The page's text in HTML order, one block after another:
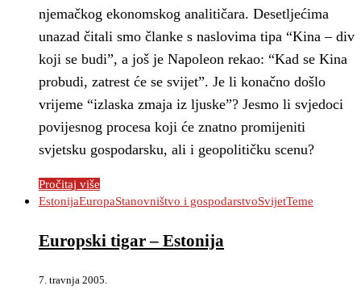
njemačkog ekonomskog analitičara. Desetljećima
unazad čitali smo članke s naslovima tipa “Kina – div
koji se budi”, a još je Napoleon rekao: “Kad se Kina
probudi, zatrest će se svijet”. Je li konačno došlo
vrijeme “izlaska zmaja iz ljuske”? Jesmo li svjedoci
povijesnog procesa koji će znatno promijeniti
svjetsku gospodarsku, ali i geopolitičku scenu?
Pročitaj više
EstonijaEuropaStanovništvo i gospodarstvoSvijetTeme
Europski tigar – Estonija
7. travnja 2005.